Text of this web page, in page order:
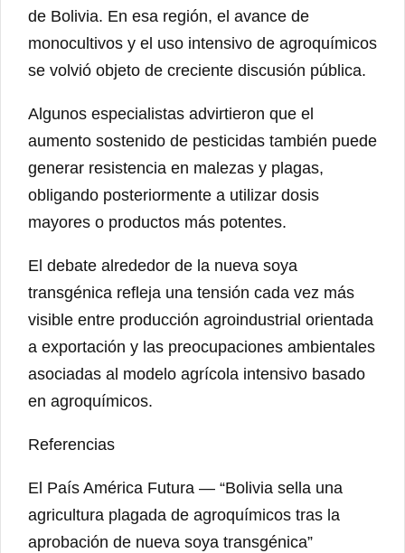
de Bolivia. En esa región, el avance de
monocultivos y el uso intensivo de agroquímicos
se volvió objeto de creciente discusión pública.
Algunos especialistas advirtieron que el
aumento sostenido de pesticidas también puede
generar resistencia en malezas y plagas,
obligando posteriormente a utilizar dosis
mayores o productos más potentes.
El debate alrededor de la nueva soya
transgénica refleja una tensión cada vez más
visible entre producción agroindustrial orientada
a exportación y las preocupaciones ambientales
asociadas al modelo agrícola intensivo basado
en agroquímicos.
Referencias
El País América Futura — “Bolivia sella una
agricultura plagada de agroquímicos tras la
aprobación de nueva soya transgénica”